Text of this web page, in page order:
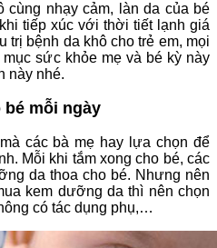
cùng nhạy cảm, làn da của bé
tiếp xúc với thời tiết lạnh giá
trị bệnh da khô cho trẻ em, mọi
sức khỏe mẹ và bé kỳ này
này nhé.
mỗi ngày
các bà mẹ hay lựa chọn để
Mỗi khi tắm xong cho bé, các
da thoa cho bé. Nhưng nên
kem dưỡng da thì nên chọn
có tác dụng phụ,…